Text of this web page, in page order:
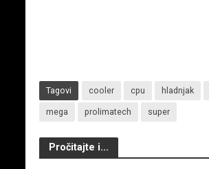
Tagovi cooler cpu hladnjak
mega prolimatech super
Pročitajte i...